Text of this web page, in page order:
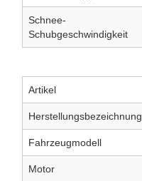
Schnee-
Schubgeschwindigkeit
Artikel
Herstellungsbezeichnung
Fahrzeugmodell
Motor